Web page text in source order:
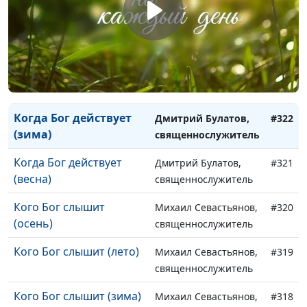
Когда Бог действует
(осень)
Дмитрий Булатов,
священнослужитель
#324
Когда Бог действует
(лето)
Дмитрий Булатов,
священнослужитель
#323
Когда Бог действует
(зима)
Дмитрий Булатов,
священнослужитель
#322
Когда Бог действует
(весна)
Дмитрий Булатов,
священнослужитель
#321
Кого Бог слышит
(осень)
Михаил Севастьянов,
священнослужитель
#320
Кого Бог слышит (лето)
Михаил Севастьянов,
священнослужитель
#319
Кого Бог слышит (зима)
Михаил Севастьянов,
#318